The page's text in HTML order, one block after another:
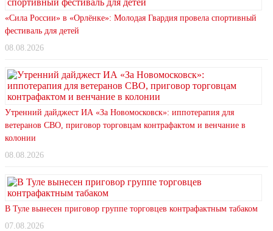
«Сила России» в «Орлёнке»: Молодая Гвардия провела спортивный
фестиваль для детей
08.08.2026
Утренний дайджест ИА «За Новомосковск»: иппотерапия для
ветеранов СВО, приговор торговцам контрафактом и венчание в
колонии
08.08.2026
В Туле вынесен приговор группе торговцев контрафактным табаком
07.08.2026